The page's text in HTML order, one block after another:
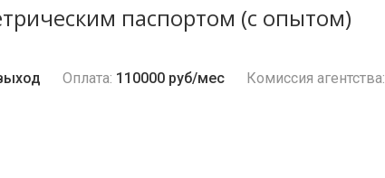
паспортом (с опытом)
Оплата: 110000 руб/мес Комиссия агентства: